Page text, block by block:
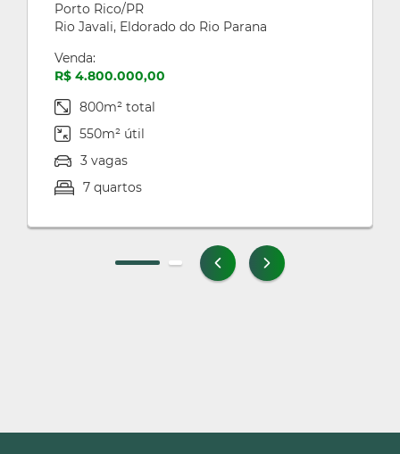
Porto Rico/PR
Rio Javali, Eldorado do Rio Parana
Venda:
R$ 4.800.000,00
800m² total
550m² útil
3 vagas
7 quartos